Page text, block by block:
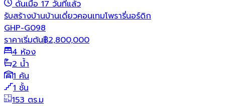
ดันเมื่อ 17 วันที่แล้ว
รับสร้างบ้านบ้านเดี่ยวคอนเทมโพรารี่นอร์ดิก
GHP-G098
ราคาเริ่มต้น฿2,800,000
4 ห้อง
2 น้ำ
1 คัน
1 ชั้น
153 ตร.ม